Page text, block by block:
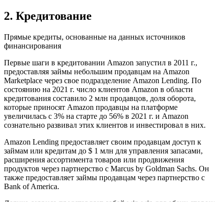
2. Кредитование
Прямые кредиты, основанные на данных источников
финансирования
Первые шаги в кредитовании Amazon запустил в 2011 г.,
предоставляя займы небольшим продавцам на Amazon
Marketplace через свое подразделение Amazon Lending. По
состоянию на 2021 г. число клиентов Amazon в области
кредитования составило 2 млн продавцов, доля оборота,
которые приносят Amazon продавцы на платформе
увеличилась с 3% на старте до 56% в 2021 г. и Amazon
сознательно развивал этих клиентов и инвестировал в них.
Amazon Lending предоставляет своим продавцам доступ к
займам или кредитам до $ 1 млн для управления запасами,
расширения ассортимента товаров или продвижения
продуктов через партнерство с Marcus by Goldman Sachs. Он
также предоставляет займы продавцам через партнерство с
Bank of America.